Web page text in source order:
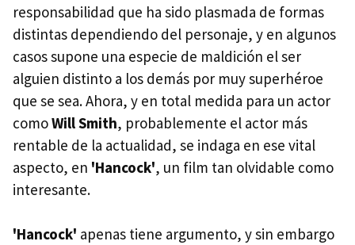
responsabilidad que ha sido plasmada de formas
distintas dependiendo del personaje, y en algunos
casos supone una especie de maldición el ser
alguien distinto a los demás por muy superhéroe
que se sea. Ahora, y en total medida para un actor
comoWill Smith, probablemente el actor más
rentable de la actualidad, se indaga en ese vital
aspecto, en 'Hancock', un film tan olvidable como
interesante.
'Hancock' apenas tiene argumento, y sin embargo